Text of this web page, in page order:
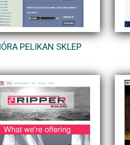
PELIKAN SKLEP